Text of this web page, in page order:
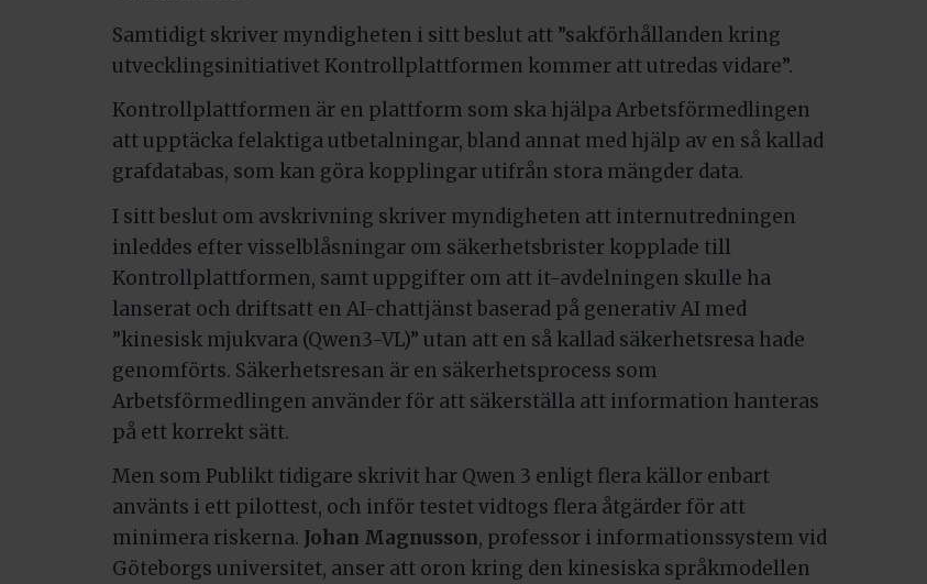
Samtidigt skriver myndigheten i sitt beslut att ”sakförhållanden kring
utvecklingsinitiativet Kontrollplattformen kommer att utredas vidare”.
Kontrollplattformen är en plattform som ska hjälpa Arbetsförmedlingen
att upptäcka felaktiga utbetalningar, bland annat med hjälp av en så kallad
grafdatabas, som kan göra kopplingar utifrån stora mängder data.
I sitt beslut om avskrivning skriver myndigheten att internutredningen
inleddes efter visselblåsningar om säkerhetsbrister kopplade till
Kontrollplattformen, samt uppgifter om att it-avdelningen skulle ha
lanserat och driftsatt en AI-chattjänst baserad på generativ AI med
”kinesisk mjukvara (Qwen3-VL)” utan att en så kallad säkerhetsresa hade
genomförts. Säkerhetsresan är en säkerhetsprocess som
Arbetsförmedlingen använder för att säkerställa att information hanteras
på ett korrekt sätt.
Men som Publikt tidigare skrivit har Qwen 3 enligt flera källor enbart
använts i ett pilottest, och inför testet vidtogs flera åtgärder för att
minimera riskerna. Johan Magnusson, professor i informationssystem vid
Göteborgs universitet, anser att oron kring den kinesiska språkmodellen